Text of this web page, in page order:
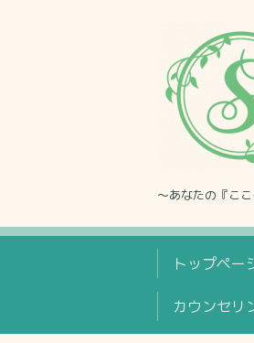
〜あなたの『こ
トップペー
カウンセリ